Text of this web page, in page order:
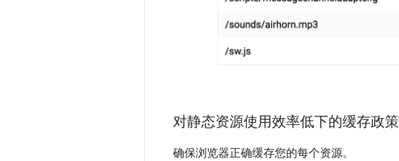
对静态资源使用效率低下的缓存政策
确保浏览器正确缓存您的每个资源。